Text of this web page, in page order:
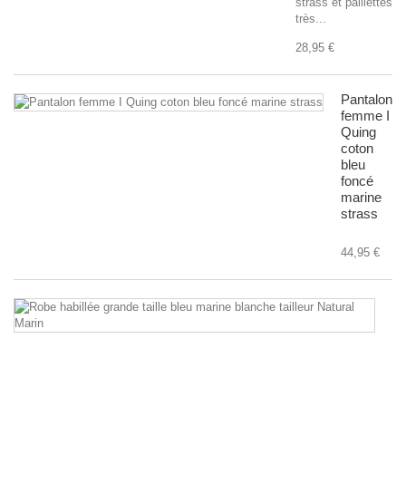
très...
28,95 €
Pantalon
femme I
Quing
coton
bleu
foncé
marine
strass
44,95 €